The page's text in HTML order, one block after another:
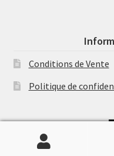
Conditions de Vente
Politique de
Recherche
Recherche